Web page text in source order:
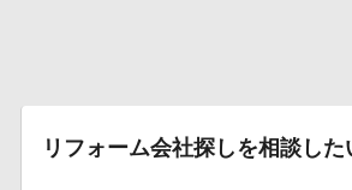
リフォーム会社探しを相談した